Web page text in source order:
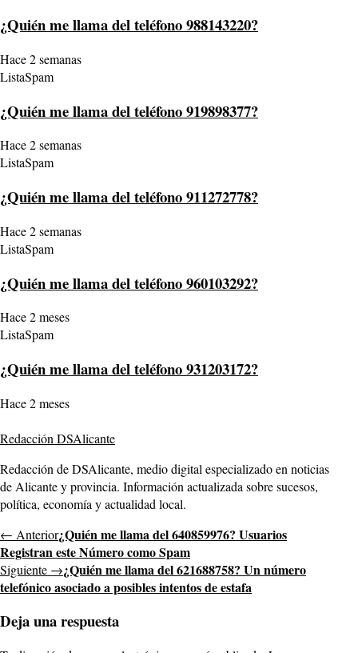
¿Quién me llama del teléfono 988143220?
Hace 2 semanas
ListaSpam
¿Quién me llama del teléfono 919898377?
Hace 2 semanas
ListaSpam
¿Quién me llama del teléfono 911272778?
Hace 2 semanas
ListaSpam
¿Quién me llama del teléfono 960103292?
Hace 2 meses
ListaSpam
¿Quién me llama del teléfono 931203172?
Hace 2 meses
Redacción DSAlicante
Redacción de DSAlicante, medio digital especializado en noticias
de Alicante y provincia. Información actualizada sobre sucesos,
política, economía y actualidad local.
← Anterior¿Quién me llama del 640859976? Usuarios
Registran este Número como Spam
Siguiente →¿Quién me llama del 621688758? Un número
telefónico asociado a posibles intentos de estafa
Deja una respuesta